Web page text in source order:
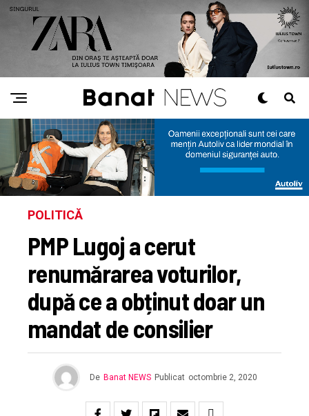
POLITICĂ
PMP Lugoj a cerut
renumărarea voturilor,
după ce a obținut doar un
mandat de consilier
De Banat NEWS Publicat octombrie 2, 2020